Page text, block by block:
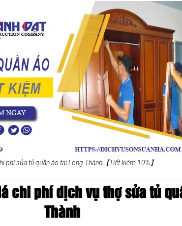
phí sửa tủ quần áo tại Long Thành【Tiết kiệm 10%】
chi phí dịch vụ thợ sửa tủ
Thành